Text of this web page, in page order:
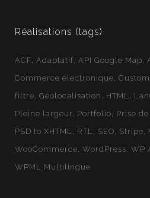
Réalisations (tags)
ACF Adaptatif API Google Map
Commerce électronique
filtre Géolocalisation HTML
Pleine largeur Portfolio
Prise
PSD to XHTML
RTL SEO Stripe
WooCommerce WordPress WP
WPML Multilingue